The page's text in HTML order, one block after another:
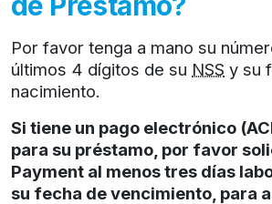
Por favor tenga a mano su
últimos 4 dígitos de su NSS y su
nacimiento.
Si tiene un pago electrónico
para su préstamo, por favor
Payment al menos tres días
su fecha de vencimiento, para